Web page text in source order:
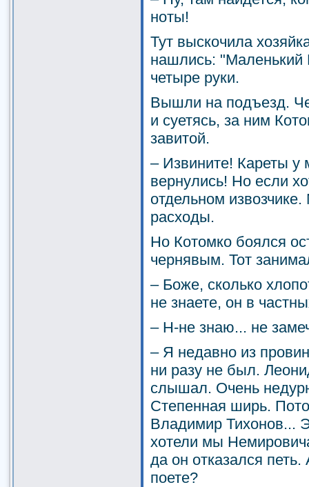
ноты!
Тут выскочила
нашлись: "Маленький
четыре руки.
Вышли на подъезд.
и суетясь, за ним
завитой.
– Извините! Кареты у
вернулись! Но если
отдельном
расходы.
Но Котомко боялся
чернявым. Тот
– Боже, сколько
не знаете, он в
– Н-не знаю... не
– Я недавно из
ни разу не был.
слышал. Очень
Степенная ширь.
Владимир Тихонов...
хотели мы
да он отказался
поете?